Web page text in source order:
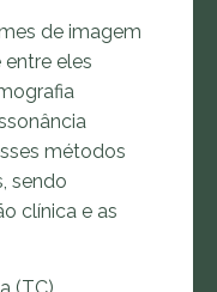
de imagem
entre eles
métodos
sendo
clínica e as